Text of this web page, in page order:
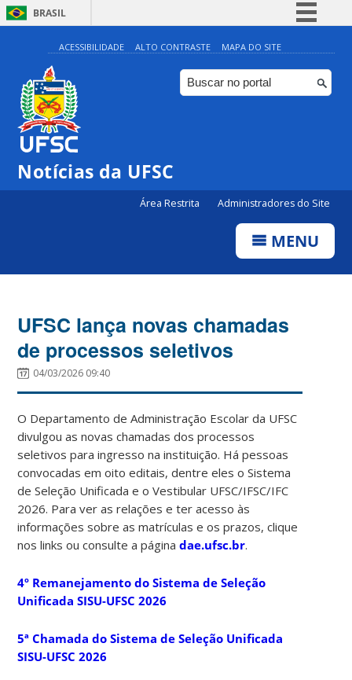
BRASIL
Simplifique!
Comunica BR
Participe
ACESSIBILIDADE ALTO CONTRASTE MAPA DO SITE
Notícias da UFSC
Área Restrita Administradores do Site
MENU
UFSC lança novas chamadas
de processos seletivos
04/03/2026 09:40
O Departamento de Administração Escolar da UFSC
divulgou as novas chamadas dos processos
seletivos para ingresso na instituição. Há pessoas
convocadas em oito editais, dentre eles o Sistema
de Seleção Unificada e o Vestibular UFSC/IFSC/IFC
2026. Para ver as relações e ter acesso às
informações sobre as matrículas e os prazos, clique
nos links ou consulte a páginadae.ufsc.br.
4º Remanejamento do Sistema de Seleção
Unificada SISU-UFSC 2026
5ª Chamada do Sistema de Seleção Unificada
SISU-UFSC 2026